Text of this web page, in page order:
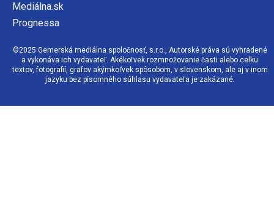
Mediálna.sk
Prognessa
©2025 Gemerská mediálna spoločnosť, s.r.o., Autorské práva sú vyhradené
a vykonáva ich vydavateľ. Akékoľvek rozmnožovanie časti alebo celku
textov, fotografií, grafov akýmkoľvek spôsobom, v slovenskom, ale aj v inom
jazyku bez písomného súhlasu vydavateľa je zakázané.